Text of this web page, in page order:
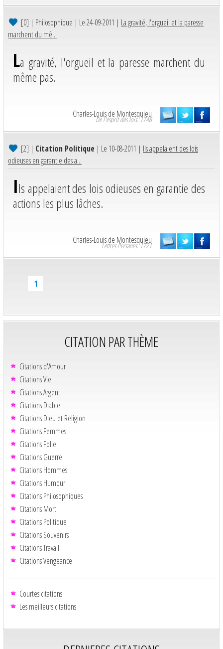
[0] | Philosophique | Le 24-09-2011 | La gravité, l'orgueil et la paresse
marchent du mê...
La gravité, l'orgueil et la paresse marchent du
même pas.
Charles-Louis de Montesquieu
De l'esprit des lois. 1748
[2] | Citation Politique | Le 10-08-2011 | Ils appelaient des lois
odieuses en garantie des a...
Ils appelaient des lois odieuses en garantie des
actions les plus lâches.
Charles-Louis de Montesquieu
Lettres Persanes. 1721
1
CITATION PAR THÈME
Citations d'Amour
Citations Vie
Citations Argent
Citations Diable
Citations Dieu et Religion
Citations Femmes
Citations Folie
Citations Guerre
Citations Hommes
Citations Humour
Citations Philosophiques
Citations Mort
Citations Politique
Citations Souvenirs
Citations Travail
Citations Vengeance
Courtes citations
Les meilleurs citations